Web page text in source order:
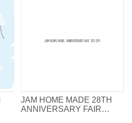
JAM HOME MADE 28TH
ANNIVERSARY FAIR